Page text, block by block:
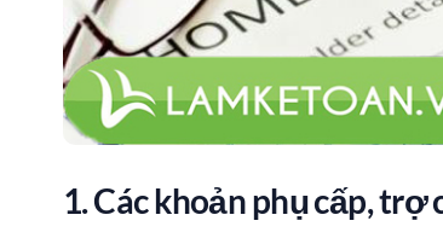
1. Các khoản phụ cấp,